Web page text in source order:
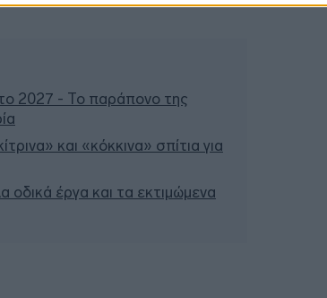
2027 - Το παράπονο της
και «κόκκινα» σπίτια για
οδικά έργα και τα εκτιμώμενα